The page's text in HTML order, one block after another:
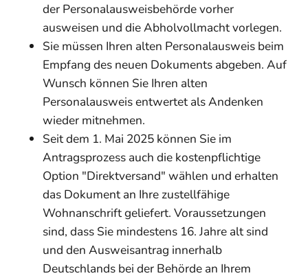
der Personalausweisbehörde vorher
ausweisen und die Abholvollmacht vorlegen.
Sie müssen Ihren alten Personalausweis beim
Empfang des neuen Dokuments abgeben. Auf
Wunsch können Sie Ihren alten
Personalausweis entwertet als Andenken
wieder mitnehmen.
Seit dem 1. Mai 2025 können Sie im
Antragsprozess auch die kostenpflichtige
Option "Direktversand" wählen und erhalten
das Dokument an Ihre zustellfähige
Wohnanschrift geliefert. Voraussetzungen
sind, dass Sie mindestens 16. Jahre alt sind
und den Ausweisantrag innerhalb
Deutschlands bei der Behörde an Ihrem